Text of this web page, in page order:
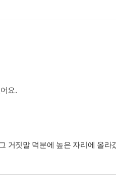
요.
거짓말 덕분에 높은 자리에 올라